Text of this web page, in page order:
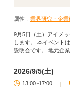
属性 : 業界研究・企
9月5日（土）アイメ
します。 本イベント
説明会です。 地元企
2026/9/5(土)
13:00~17:00